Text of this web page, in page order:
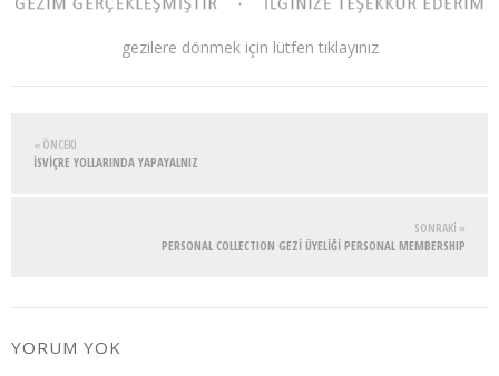
gezilere dönmek için lütfen tıklayınız
« ÖNCEKI
İSVİÇRE YOLLARINDA YAPAYALNIZ
SONRAKI »
PERSONAL COLLECTION GEZİ ÜYELİĞİ PERSONAL MEMBERSHIP
YORUM YOK